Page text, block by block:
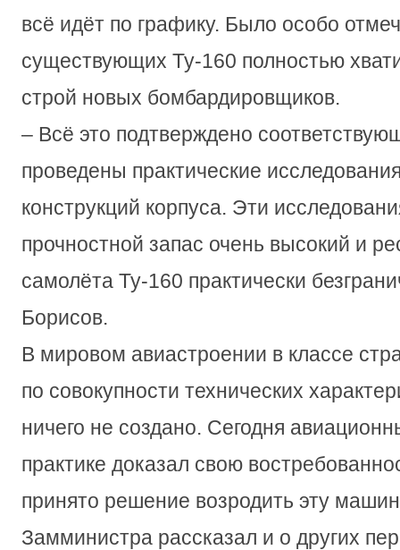
всё идёт по графику. Было особо
существующих Ту-160 полностью
строй новых бомбардировщиков.
– Всё это подтверждено
проведены практические
конструкций корпуса. Эти
прочностной запас очень высокий и
самолёта Ту-160 практически
Борисов.
В мировом авиастроении в классе
по совокупности технических
ничего не создано. Сегодня
практике доказал свою
принято решение возродить эту
Замминистра рассказал и о других